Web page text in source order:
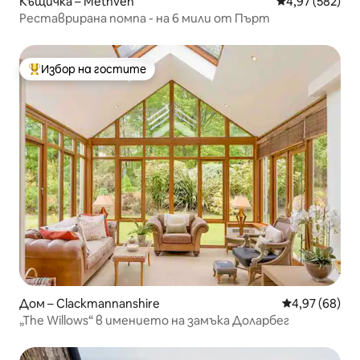
Реставрирана помпа - на 6 мили от Пърт
Най-популярен избор на гостите
Избор на гостите
Дом – Clackmannanshire Средна
4,97 (68)
„The Willows“ в имението на замъка Доларбег